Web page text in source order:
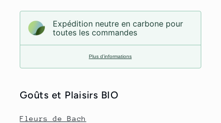
Expédition neutre en carbone pour
toutes les commandes
Plus d’informations
Goûts et Plaisirs BIO
Fleurs de Bach